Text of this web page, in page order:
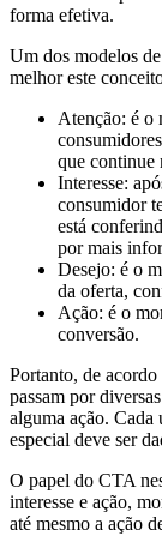
forma efetiva.
Um dos modelos
melhor este
Atenção: é o
que continue
Interesse:
consumidor
está
por mais
Desejo: é o
da oferta,
Ação: é o
conversão.
Portanto, de
passam por
alguma ação. Cada
especial deve ser
O papel do CTA
interesse e ação,
até mesmo a ação